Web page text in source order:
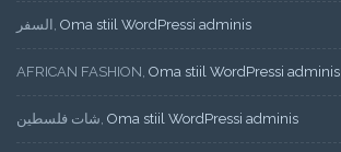
السفر Oma stiil WordPressi adminis
AFRICAN FASHION Oma stiil WordPressi adminis
شات فلسطين Oma stiil WordPressi adminis